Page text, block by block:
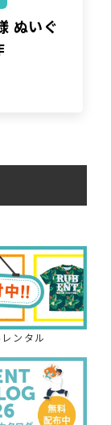
るみチ
ンタル